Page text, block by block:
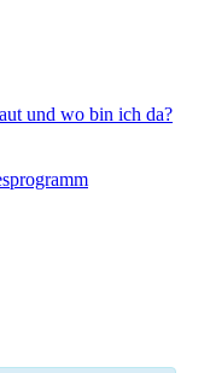
und wo bin ich da?